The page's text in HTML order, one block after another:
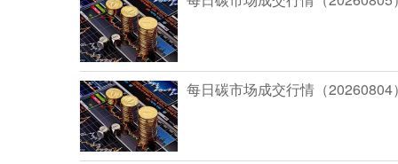
每日碳市场成交行情（20260804